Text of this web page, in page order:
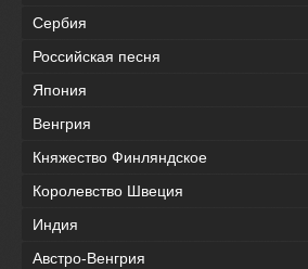
Сербия
Российская песня
Япония
Венгрия
Княжество Финляндское
Королевство Швеция
Индия
Австро-Венгрия